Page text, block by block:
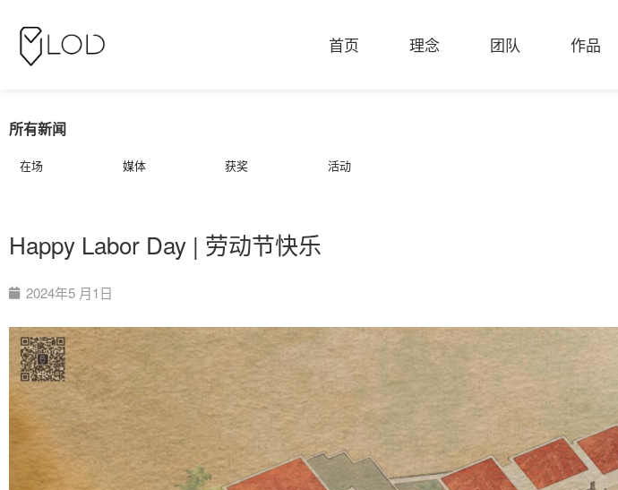
首页 理念 团队 作品
所有新闻
在场 媒体 获奖 活动
Happy Labor Day | 劳动节快乐
2024年5 月1日